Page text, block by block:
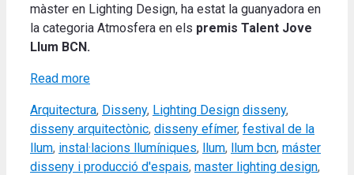
màster en Lighting Design, ha estat la guanyadora en
la categoria Atmosfera en els premis Talent Jove
Llum BCN.
Read more
Categories
Arquitectura, Disseny, Lighting Design Tags
disseny,
disseny arquitectònic, disseny efímer, festival de la
llum, instal·lacions llumíniques, llum, llum bcn, máster
disseny i producció d'espais, master lighting design,